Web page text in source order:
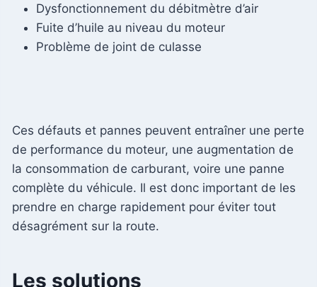
Dysfonctionnement du débitmètre d’air
Fuite d’huile au niveau du moteur
Problème de joint de culasse
Ces défauts et pannes peuvent entraîner une perte
de performance du moteur, une augmentation de
la consommation de carburant, voire une panne
complète du véhicule. Il est donc important de les
prendre en charge rapidement pour éviter tout
désagrément sur la route.
Les solutions